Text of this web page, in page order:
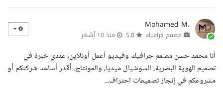
Mohamed M.
مصمم جرافيك منذ 10 أشهر
أنا محمد حسن مصمم جرافيك وفيديو أعمل أونلاين، عندي خبرة في
تصميم الهوية البصرية، السوشيال ميديا، والمونتاج. أقدر أساعد شركتكم أو
مشروعكم في إنجاز تصميمات احتراف...